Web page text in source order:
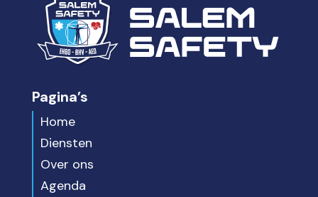
Pagina’s
Home
Diensten
Over ons
Agenda